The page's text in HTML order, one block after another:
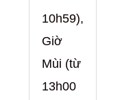
10h59),
Giờ
Mùi (từ
13h00